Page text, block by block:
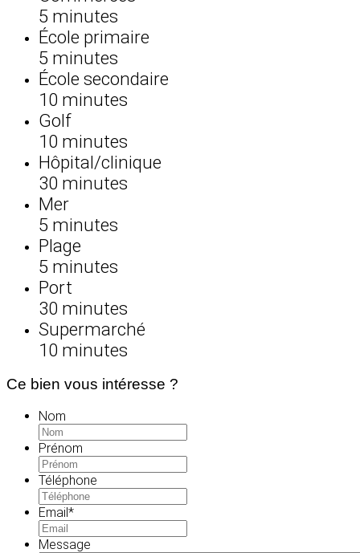
5 minutes
École primaire
5 minutes
École secondaire
10 minutes
Golf
10 minutes
Hôpital/clinique
30 minutes
Mer
5 minutes
Plage
5 minutes
Port
30 minutes
Supermarché
10 minutes
Ce bien vous intéresse ?
Nom
Prénom
Téléphone
Email*
Message